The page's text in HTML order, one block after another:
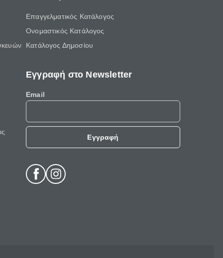
Επαγγελματικός Κατάλογος
Ονομαστικός Κατάλογος
Κατάλογος Δημοσίου
Εγγραφή στο Newsletter
Email
Εγγραφή